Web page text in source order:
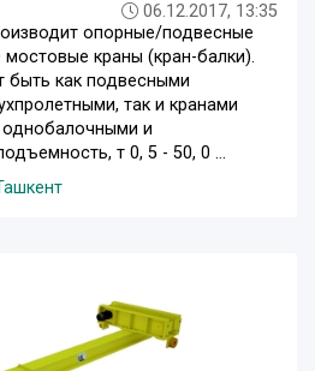
06.12.2017, 13:35
опорные/подвесные
мостовые краны (кран-балки).
быть как подвесными
так и кранами
и
т 0, 5 - 50, 0 ...